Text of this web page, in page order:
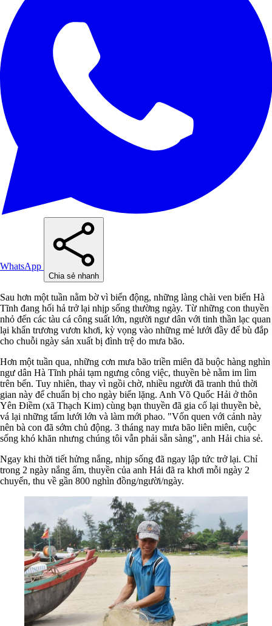
WhatsApp
Chia sẻ nhanh
Sau hơn một tuần nằm bờ vì biển động, những làng chài ven biển Hà
Tĩnh đang hối hả trở lại nhịp sống thường ngày. Từ những con thuyền
nhỏ đến các tàu cá công suất lớn, người ngư dân với tinh thần lạc quan
lại khẩn trương vươn khơi, kỳ vọng vào những mẻ lưới đầy để bù đắp
cho chuỗi ngày sản xuất bị đình trệ do mưa bão.
Hơn một tuần qua, những cơn mưa bão triền miên đã buộc hàng nghìn
ngư dân Hà Tĩnh phải tạm ngưng công việc, thuyền bè nằm im lìm
trên bến. Tuy nhiên, thay vì ngồi chờ, nhiều người đã tranh thủ thời
gian này để chuẩn bị cho ngày biển lặng. Anh Võ Quốc Hải ở thôn
Yên Điềm (xã Thạch Kim) cùng bạn thuyền đã gia cố lại thuyền bè,
vá lại những tấm lưới lớn và làm mới phao. "Vốn quen với cảnh này
nên bà con đã sớm chủ động. 3 tháng nay mưa bão liên miên, cuộc
sống khó khăn nhưng chúng tôi vẫn phải sẵn sàng", anh Hải chia sẻ.
Ngay khi thời tiết hửng nắng, nhịp sống đã ngay lập tức trở lại. Chỉ
trong 2 ngày nắng ấm, thuyền của anh Hải đã ra khơi mỗi ngày 2
chuyến, thu về gần 800 nghìn đồng/người/ngày.